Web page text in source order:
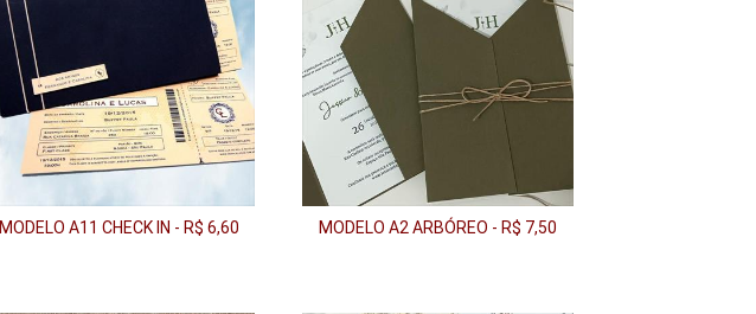
MODELO A11 CHECK IN - R$ 6,60 MODELO A2 ARBÓREO - R$ 7,50